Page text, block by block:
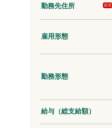
勤務先住所 必須
雇用形態
勤務形態
給与（総支給額）